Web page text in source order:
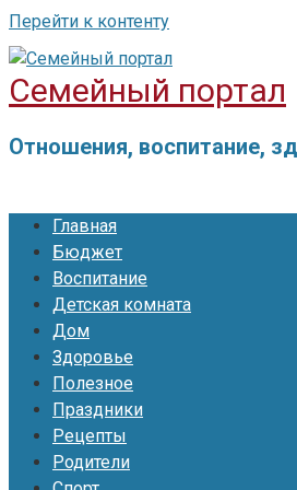
Перейти к контенту
Семейный портал
Отношения, воспитание,
Главная
Бюджет
Воспитание
Детская комната
Дом
Здоровье
Полезное
Праздники
Рецепты
Родители